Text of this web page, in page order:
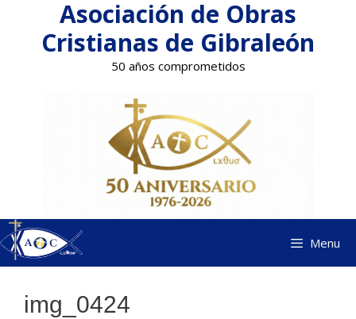
contenido
Asociación de Obras
Cristianas de Gibraleón
50 años comprometidos
Menu
img_0424